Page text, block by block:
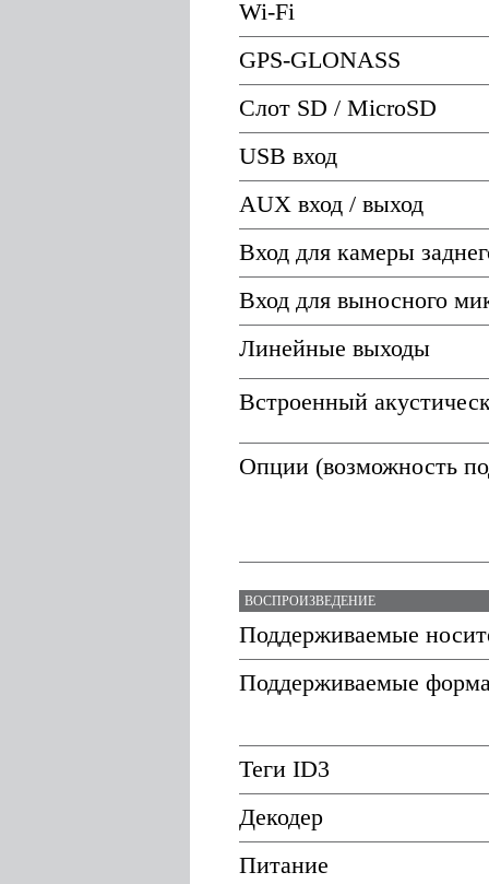
Wi-Fi
GPS-GLONASS
Слот SD / MicroSD
USB вход
AUX вход / выход
Вход для камеры
Вход для выносного
Линейные выходы
Встроенный
Опции (возможность
ВОСПРОИЗВЕДЕНИЕ
Поддерживаемые
Поддерживаемые
Теги ID3
Декодер
Питание